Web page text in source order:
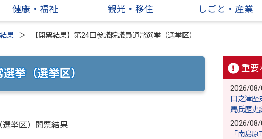
ー
ワ
健康・福祉 観光・移住 しごと・産業
果 【開票結果】第24回参議院議員通常選挙（選挙区）
挙（選挙区）
挙区）開票結果
重要
2026/08/
口之津
馬氏歴史
2026/08/
「南島